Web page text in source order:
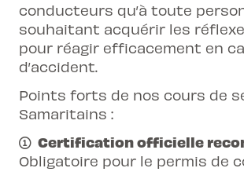
conducteurs qu’à toute
souhaitant acquérir les
pour réagir efficacement en
d’accident.
Points forts de nos cours de
Samaritains :
Certification officielle
Obligatoire pour le permis de